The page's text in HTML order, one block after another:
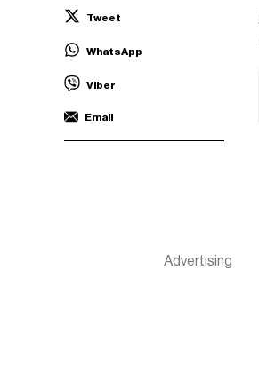
Tweet
WhatsApp
Viber
Email